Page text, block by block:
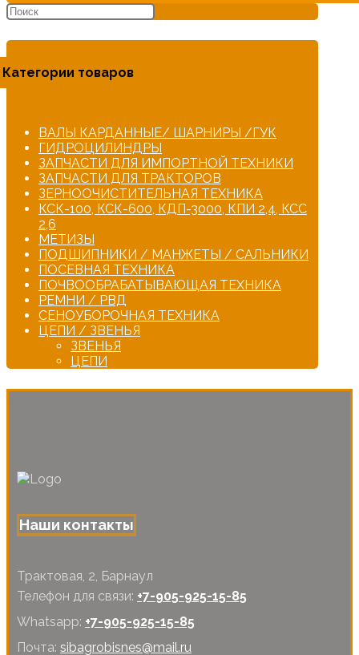
Категории товаров
ВАЛЫ КАРДАННЫЕ/ ШАРНИРЫ /ГУК
ГИДРОЦИЛИНДРЫ
ЗАПЧАСТИ ДЛЯ ИМПОРТНОЙ ТЕХНИКИ
ЗАПЧАСТИ ДЛЯ ТРАКТОРОВ
ЗЕРНООЧИСТИТЕЛЬНАЯ ТЕХНИКА
КСК-100, КСК-600, КДП-3000, КПИ 2,4, КСС
2,6
МЕТИЗЫ
ПОДШИПНИКИ / МАНЖЕТЫ / САЛЬНИКИ
ПОСЕВНАЯ ТЕХНИКА
ПОЧВООБРАБАТЫВАЮЩАЯ ТЕХНИКА
РЕМНИ / РВД
СЕНОУБОРОЧНАЯ ТЕХНИКА
ЦЕПИ / ЗВЕНЬЯ
ЗВЕНЬЯ
ЦЕПИ
Наши контакты
Трактовая, 2, Барнаул
Телефон для связи: +7-905-925-15-85
Whatsapp: +7-905-925-15-85
Почта: sibagrobisnes@mail.ru